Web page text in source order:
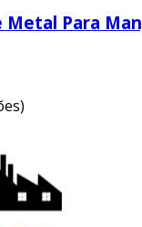
Metal Para